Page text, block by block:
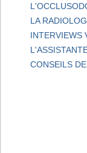
LA
INTERVIEWS
CONSEILS